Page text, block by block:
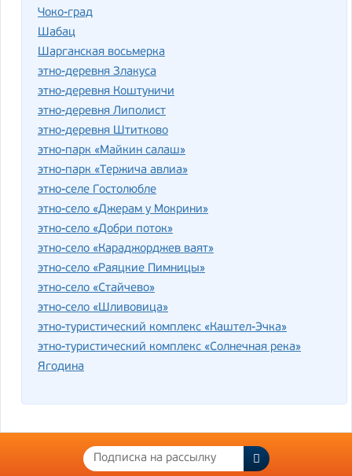
Чоко-град
Шабац
Шарганская восьмерка
этно-деревня Злакуса
этно-деревня Коштуничи
этно-деревня Липолист
этно-деревня Штитково
этно-парк «Майкин салаш»
этно-парк «Тержича авлиа»
этно-селе Гостолюбле
этно-село «Джерам у Мокрини»
этно-село «Добри поток»
этно-село «Караджорджев ваят»
этно-село «Раяцкие Пимницы»
этно-село «Стайчево»
этно-село «Шливовица»
этно-туристический комплекс «Каштел-Эчка»
этно-туристический комплекс «Солнечная река»
Ягодина